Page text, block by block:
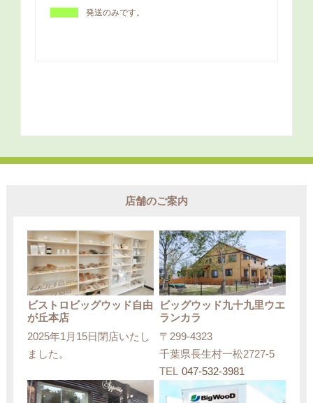
店舗のご案内
ビストロビッグウッド自由
が丘本店
2025年1月15日閉店いたし
ました。
ビッグウッド九十九里ウエ
ランカラ
〒299-4323
千葉県長生村一松2727-5
TEL 047-532-3981